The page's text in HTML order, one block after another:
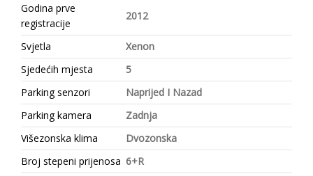
Godina prve
registracije
2012
Svjetla
Xenon
Sjedećih mjesta
5
Parking senzori
Naprijed I Nazad
Parking kamera
Zadnja
Višezonska klima
Dvozonska
Broj stepeni prijenosa 6+R